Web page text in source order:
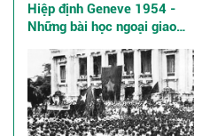
Hiệp định Geneve 1954 -
Những bài học ngoại giao